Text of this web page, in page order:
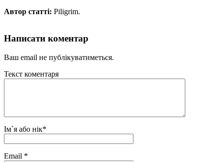
Автор статті: Piligrim.
Написати коментар
Ваш email не публікуватиметься.
Текст коментаря
Ім`я або нік*
Email *